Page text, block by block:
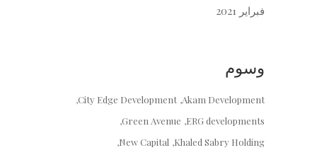
فبراير 2021
وسوم
Akam Development
City Edge Development
ERG developments
Green Avenue
Khaled Sabry Holding
New Capital